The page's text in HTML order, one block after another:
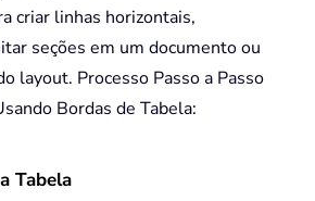
criar linhas horizontais,
seções em um documento ou
layout. Processo Passo a Passo
Bordas de Tabela:
Tabela